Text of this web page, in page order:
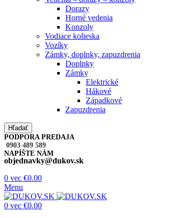
Dorazy
Horné vedenia
Konzoly
Vodiace kolieska
Vozíky
Zámky, doplnky, zapuzdrenia
Doplnky
Zámky
Elektrické
Hákové
Západkové
Zapuzdrenia
Hľadať
PODPORA PREDAJA
0903 489 589
NAPÍŠTE NÁM
objednavky@dukov.sk
0 vec €0.00
Menu
0 vec €0.00